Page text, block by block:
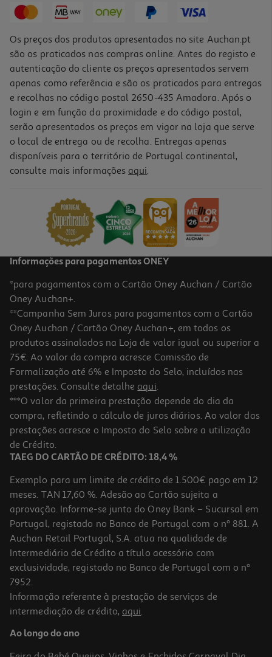
Os preços dos produtos apresentados no site Auchan.pt
são os praticados nas compras online. Antes do registo e
autenticação do cliente os preços apresentados servem
apenas como referência e são os praticados para entregas
e recolhas no código postal 2650-435 Amadora. Após o
login e em função da proximidade e do código postal,
serão apresentados os preços em vigor na loja que serve
o local de entrega ou de recolha. Entregas apenas
disponíveis para o território de Portugal continental,
consulte mais informações aqui.
Informações para pagamentos ONEY
*para pagamentos com o Cartão Oney Auchan / Cartão
Oney Auchan+.
**Campanha Sem Juros para pagamentos com o Cartão
Oney Auchan / Cartão Oney Auchan+, em todos os
produtos assinalados na Loja de valor igual ou superior a
75€. Ao valor da compra acresce Comissão de
Formalização até 6% e Imposto do Selo, incluídos nas
prestações. Consulte detalhe aqui.
***O valor da primeira prestação depende do dia da
compra, refletindo o cálculo de juros diários. Ao valor das
prestações acresce o Imposto do Selo sobre a utilização
de Crédito.
TAEG DO CARTÃO DE CRÉDITO: 18,4 %
Exemplo para um limite de crédito de 1.500€ pago em 12
meses. TAN 17,60 %. Adesão ao Cartão sujeita a
aprovação. Informe-se junto do Oney Bank – Sucursal em
Portugal, registado no Banco de Portugal com o nº 881. A
Auchan Retail Portugal, S.A. atua na qualidade de
Intermediário de Crédito a título acessório com
exclusividade, registado no Banco de Portugal com o nº
7952.
Informação referente à prestação de serviços de
intermediação de crédito, aqui.
Ao longo do ano